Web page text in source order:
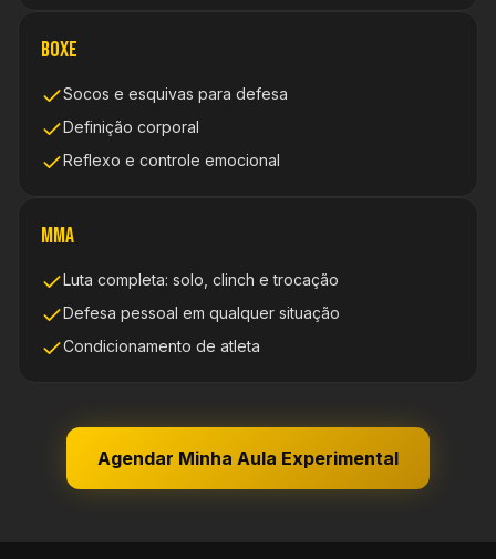
Boxe
Socos e esquivas para defesa
Definição corporal
Reflexo e controle emocional
MMA
Luta completa: solo, clinch e trocação
Defesa pessoal em qualquer situação
Condicionamento de atleta
Agendar Minha Aula Experimental